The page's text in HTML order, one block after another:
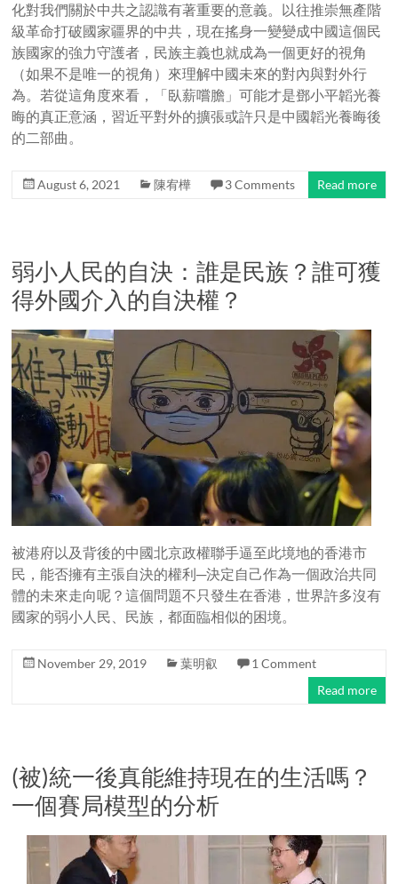
化對我們關於中共之認識有著重要的意義。以往推崇無產階
級革命打破國家疆界的中共，現在搖身一變變成中國這個民
族國家的強力守護者，民族主義也就成為一個更好的視角
（如果不是唯一的視角）來理解中國未來的對內與對外行
為。若從這角度來看，「臥薪嚐膽」可能才是鄧小平韜光養
晦的真正意涵，習近平對外的擴張或許只是中國韜光養晦後
的二部曲。
August 6, 2021 陳宥樺 3 Comments Read more
弱小人民的自決：誰是民族？誰可獲
得外國介入的自決權？
被港府以及背後的中國北京政權聯手逼至此境地的香港市
民，能否擁有主張自決的權利─決定自己作為一個政治共同
體的未來走向呢？這個問題不只發生在香港，世界許多沒有
國家的弱小人民、民族，都面臨相似的困境。
November 29, 2019 葉明叡
1 Comment
Read more
(被)統一後真能維持現在的生活嗎？
一個賽局模型的分析